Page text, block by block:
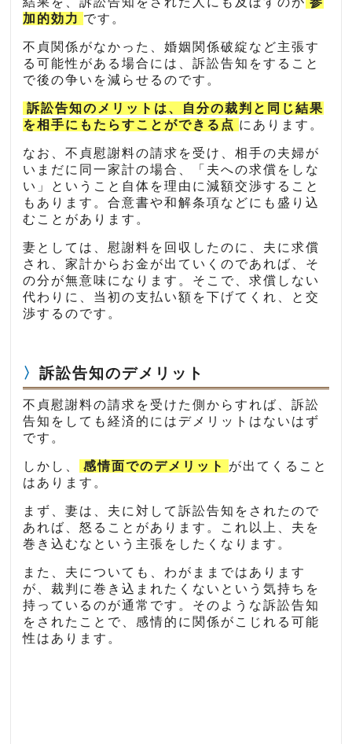
加的効力 です。
不貞関係がなかった、婚姻関係破綻など主張す
る可能性がある場合には、訴訟告知をすること
で後の争いを減らせるのです。
訴訟告知のメリットは、自分の裁判と同じ結果
を相手にもたらすことができる点 にあります。
なお、不貞慰謝料の請求を受け、相手の夫婦が
いまだに同一家計の場合、「夫への求償をしな
い」ということ自体を理由に減額交渉すること
もあります。合意書や和解条項などにも盛り込
むことがあります。
妻としては、慰謝料を回収したのに、夫に求償
され、家計からお金が出ていくのであれば、そ
の分が無意味になります。そこで、求償しない
代わりに、当初の支払い額を下げてくれ、と交
渉するのです。
訴訟告知のデメリット
不貞慰謝料の請求を受けた側からすれば、訴訟
告知をしても経済的にはデメリットはないはず
です。
しかし、 感情面でのデメリット
が出てくること
はあります。
まず、妻は、夫に対して訴訟告知をされたので
あれば、怒ることがあります。これ以上、夫を
巻き込むなという主張をしたくなります。
また、夫についても、わがままではあります
が、裁判に巻き込まれたくないという気持ちを
持っているのが通常です。そのような訴訟告知
をされたことで、感情的に関係がこじれる可能
性はあります。